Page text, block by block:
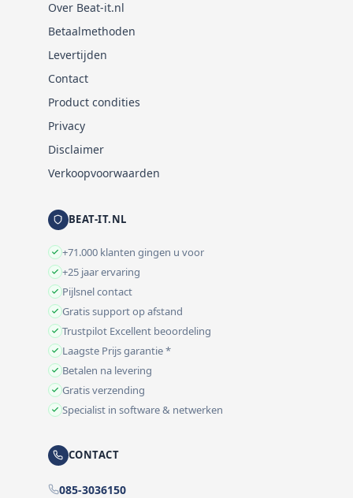
Over Beat-it.nl
Betaalmethoden
Levertijden
Contact
Product condities
Privacy
Disclaimer
Verkoopvoorwaarden
BEAT-IT.NL
+71.000 klanten gingen u voor
+25 jaar ervaring
Pijlsnel contact
Gratis support op afstand
Trustpilot Excellent beoordeling
Laagste Prijs garantie *
Betalen na levering
Gratis verzending
Specialist in software & netwerken
CONTACT
085-3036150